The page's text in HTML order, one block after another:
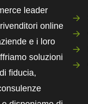
leader
online
e i loro
soluzioni
fiducia,